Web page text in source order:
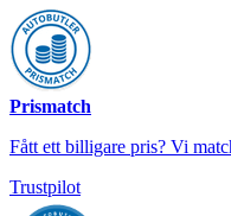
Prismatch
Fått ett billigare pris? Vi
Trustpilot